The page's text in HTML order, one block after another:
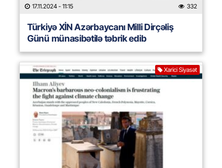
17.11.2024 - 11:15 332
Türkiyə XİN Azərbaycanı Milli Dirçəliş
Günü münasibətilə təbrik edib
Xarici Siyasət